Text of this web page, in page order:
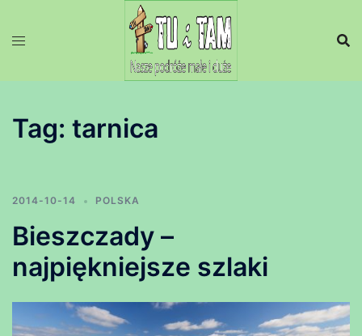
Tag: tarnica
2014-10-14 POLSKA
Bieszczady –
najpiękniejsze szlaki